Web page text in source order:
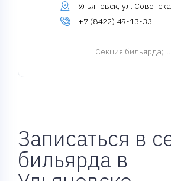
Ульяновск, ул.
+7 (8422) 49-13-33
Cекция бильярда; ...
Записаться в
бильярда в